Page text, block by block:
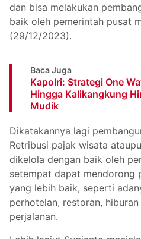
dan bisa melakukan
baik oleh pemerintah pusat
(29/12/2023).
Baca Juga
Kapolri: Strategi One
Hingga Kalikangkung
Mudik
Dikatakannya lagi
Retribusi pajak wisata
dikelola dengan baik oleh
setempat dapat mendorong
yang lebih baik, seperti
perhotelan, restoran,
perjalanan.